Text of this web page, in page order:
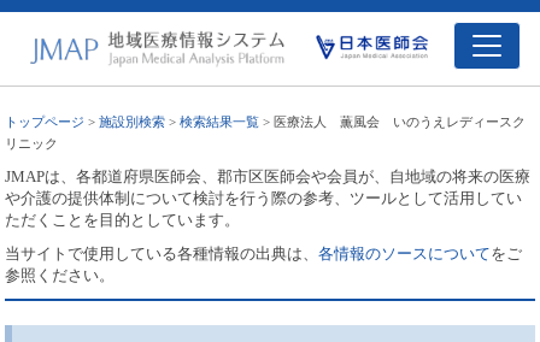
トップページ >施設別検索 >検索結果一覧 > 医療法人 薫風会 いのうえレディースク
リニック
JMAPは、各都道府県医師会、郡市区医師会や会員が、自地域の将来の医療
や介護の提供体制について検討を行う際の参考、ツールとして活用してい
ただくことを目的としています。
当サイトで使用している各種情報の出典は、各情報のソースについてをご
参照ください。